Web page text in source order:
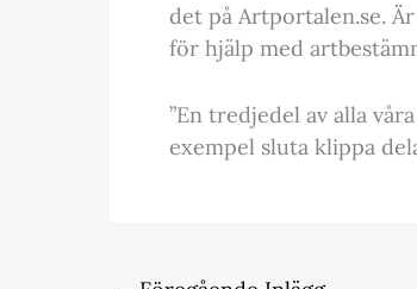
det på Artportalen.se.
för hjälp med
”En tredjedel av alla
exempel sluta klippa